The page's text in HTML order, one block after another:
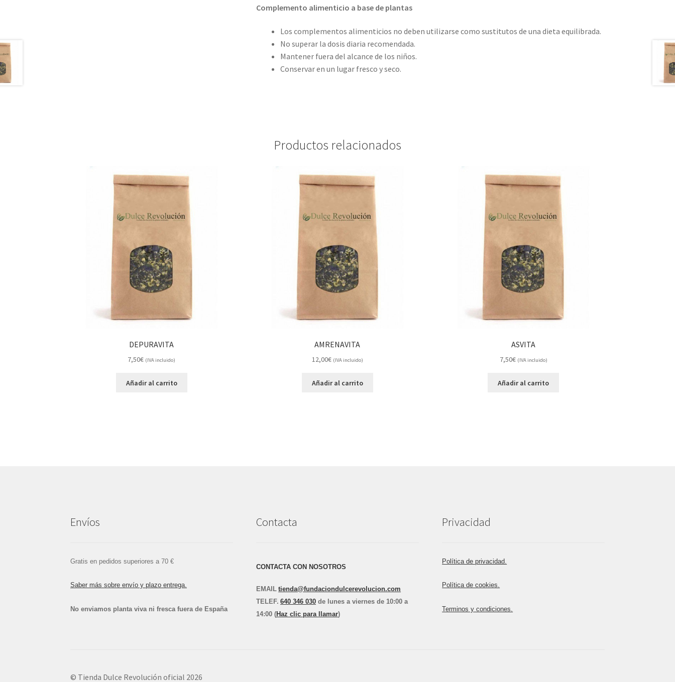
Complemento alimenticio a base de plantas
Los complementos alimenticios no deben utilizarse como sustitutos de una dieta equilibrada.
No superar la dosis diaria recomendada.
Mantener fuera del alcance de los niños.
Conservar en un lugar fresco y seco.
Productos relacionados
DEPURAVITA
7,50€ (IVA incluido)
Añadir al carrito
AMRENAVITA
12,00€ (IVA incluido)
Añadir al carrito
ASVITA
7,50€ (IVA incluido)
Añadir al carrito
Envíos
Gratis en pedidos superiores a 70 €
Saber más sobre envío y plazo entrega.
No enviamos planta viva ni fresca fuera de España
Contacta
CONTACTA CON NOSOTROS
EMAIL tienda@fundaciondulcerevolucion.com
TELEF. 640 346 030 de lunes a viernes de 10:00 a
14:00 (Haz clic para llamar)
Privacidad
Política de privacidad.
Política de cookies.
Terminos y condiciones.
© Tienda Dulce Revolución oficial 2026